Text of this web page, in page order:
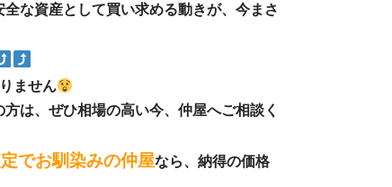
な資産として買い求める動きが、今まさ
ません
は、ぜひ相場の高い今、仲屋へご相談く
でお馴染みの仲屋なら、納得の価格